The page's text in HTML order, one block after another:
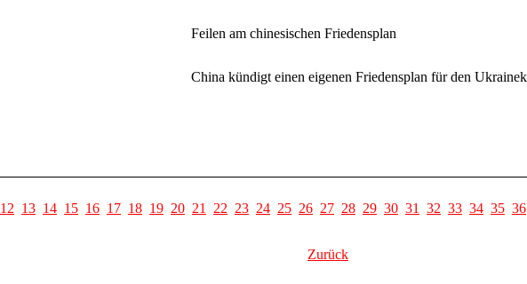
Feilen am chinesischen Friedensplan
China kündigt einen eigenen Friedensplan für den
12 13 14 15 16 17 18 19 20 21 22 23 24 25 26 27 28 29 30 31 32 33 34 35 36
Zurück